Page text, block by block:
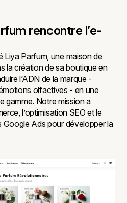
rencontre l’e-
Parfum, une maison de
la création de sa boutique en
l’ADN de la marque -
olfactives - en une
gamme. Notre mission a
l’optimisation SEO et le
Ads pour développer la